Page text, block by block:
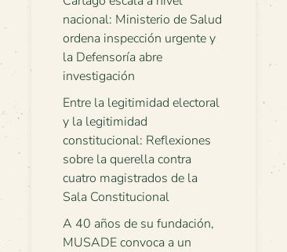
nacional: Ministerio de Salud
ordena inspección urgente y
la Defensoría abre
investigación
Entre la legitimidad electoral
y la legitimidad
constitucional: Reflexiones
sobre la querella contra
cuatro magistrados de la
Sala Constitucional
A 40 años de su fundación,
MUSADE convoca a un